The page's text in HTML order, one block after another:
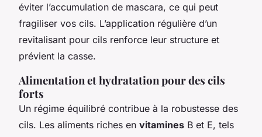
éviter l’accumulation de mascara, ce qui peut
fragiliser vos cils. L’application régulière d’un
revitalisant pour cils renforce leur structure et
prévient la casse.
Alimentation et hydratation pour des cils
forts
Un régime équilibré contribue à la robustesse des
cils. Les aliments riches en vitamines B et E, tels